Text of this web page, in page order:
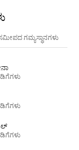
ಗಮ್ಯಸ್ಥಾನಗಳು